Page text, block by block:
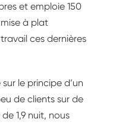
et emploie 150
à plat
ces dernières
le principe d’un
de clients sur de
1,9 nuit, nous